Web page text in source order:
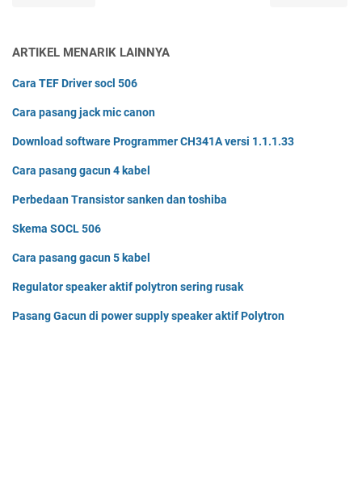
ARTIKEL MENARIK LAINNYA
Cara TEF Driver socl 506
Cara pasang jack mic canon
Download software Programmer CH341A versi 1.1.1.33
Cara pasang gacun 4 kabel
Perbedaan Transistor sanken dan toshiba
Skema SOCL 506
Cara pasang gacun 5 kabel
Regulator speaker aktif polytron sering rusak
Pasang Gacun di power supply speaker aktif Polytron